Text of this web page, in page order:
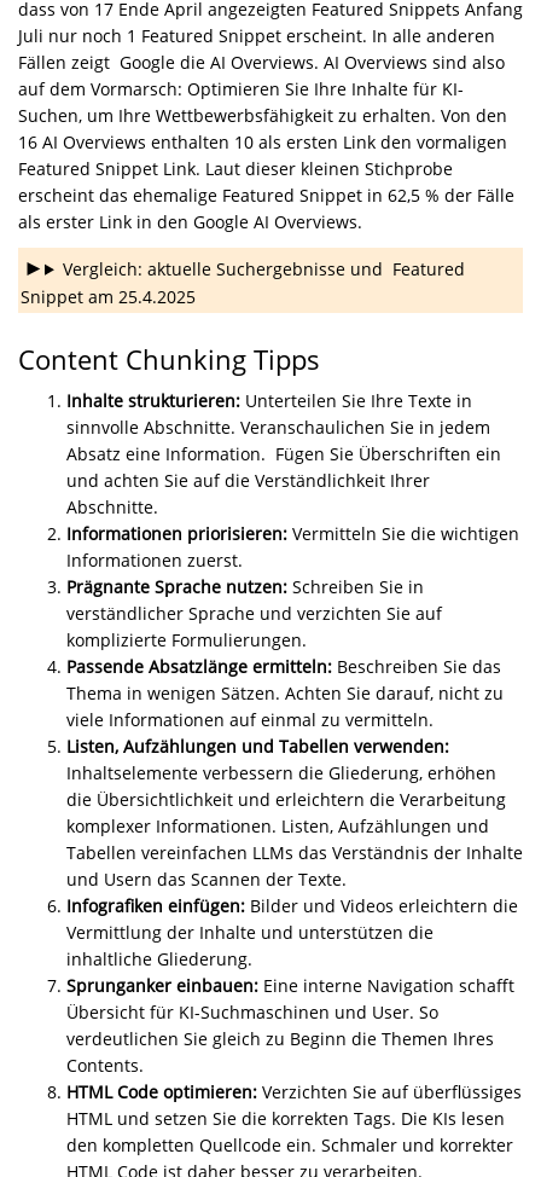
dass von 17 Ende April angezeigten Featured Snippets Anfang
Juli nur noch 1 Featured Snippet erscheint. In alle anderen
Fällen zeigt Google die AI Overviews. AI Overviews sind also
auf dem Vormarsch: Optimieren Sie Ihre Inhalte für KI-
Suchen, um Ihre Wettbewerbsfähigkeit zu erhalten. Von den
16 AI Overviews enthalten 10 als ersten Link den vormaligen
Featured Snippet Link. Laut dieser kleinen Stichprobe
erscheint das ehemalige Featured Snippet in 62,5 % der Fälle
als erster Link in den Google AI Overviews.
Vergleich: aktuelle Suchergebnisse und Featured
Snippet am 25.4.2025
Content Chunking Tipps
Inhalte strukturieren: Unterteilen Sie Ihre Texte in
sinnvolle Abschnitte. Veranschaulichen Sie in jedem
Absatz eine Information. Fügen Sie Überschriften ein
und achten Sie auf die Verständlichkeit Ihrer
Abschnitte.
Informationen priorisieren: Vermitteln Sie die wichtigen
Informationen zuerst.
Prägnante Sprache nutzen: Schreiben Sie in
verständlicher Sprache und verzichten Sie auf
komplizierte Formulierungen.
Passende Absatzlänge ermitteln: Beschreiben Sie das
Thema in wenigen Sätzen. Achten Sie darauf, nicht zu
viele Informationen auf einmal zu vermitteln.
Listen, Aufzählungen und Tabellen verwenden:
Inhaltselemente verbessern die Gliederung, erhöhen
die Übersichtlichkeit und erleichtern die Verarbeitung
komplexer Informationen. Listen, Aufzählungen und
Tabellen vereinfachen LLMs das Verständnis der Inhalte
und Usern das Scannen der Texte.
Infografiken einfügen: Bilder und Videos erleichtern die
Vermittlung der Inhalte und unterstützen die
inhaltliche Gliederung.
Sprunganker einbauen: Eine interne Navigation schafft
Übersicht für KI-Suchmaschinen und User. So
verdeutlichen Sie gleich zu Beginn die Themen Ihres
Contents.
HTML Code optimieren: Verzichten Sie auf überflüssiges
HTML und setzen Sie die korrekten Tags. Die KIs lesen
den kompletten Quellcode ein. Schmaler und korrekter
HTML Code ist daher besser zu verarbeiten.